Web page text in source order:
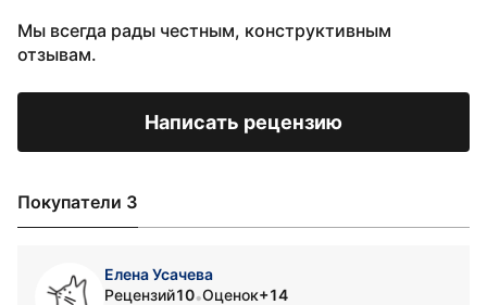
Мы всегда рады честным, конструктивным
отзывам.
Написать рецензию
Покупатели 3
Елена Усачева
Рецензий10•Оценок+14